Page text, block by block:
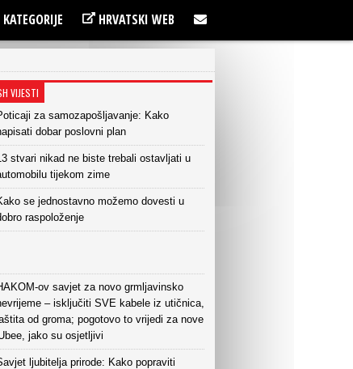
KATEGORIJE HRVATSKI WEB
VIJESTI
za samozapošljavanje: Kako
dobar poslovni plan
stvari nikad ne biste trebali ostavljati u
tijekom zime
se jednostavno možemo dovesti u
raspoloženje
ov savjet za novo grmljavinsko
– isključiti SVE kabele iz utičnica,
od groma; pogotovo to vrijedi za nove
jako su osjetljivi
ljubitelja prirode: Kako popraviti